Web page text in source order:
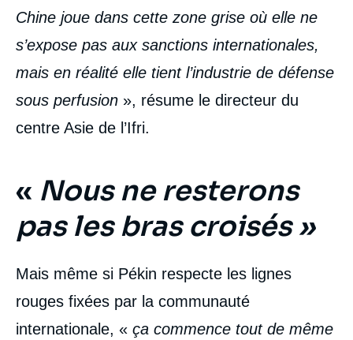
Chine joue dans cette zone grise où elle ne
s’expose pas aux sanctions internationales,
mais en réalité elle tient l’industrie de défense
sous perfusion », résume le directeur du
centre Asie de l’Ifri.
« Nous ne resterons
pas les bras croisés »
Mais même si Pékin respecte les lignes
rouges fixées par la communauté
internationale, « ça commence tout de même